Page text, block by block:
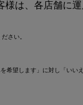
様は、各店舗に
さい。
希望します」に対し「いい